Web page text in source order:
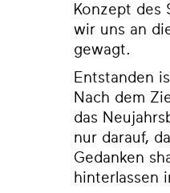
Konzept des
wir uns an
gewagt.
Entstanden
Nach dem
das
nur darauf,
Gedanken
hinterlassen